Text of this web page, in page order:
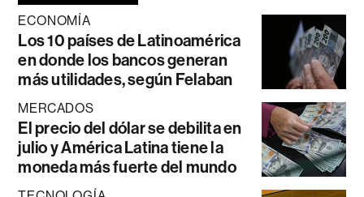
ECONOMÍA
Los 10 países de Latinoamérica
en donde los bancos generan
más utilidades, según Felaban
MERCADOS
El precio del dólar se debilita en
julio y América Latina tiene la
moneda más fuerte del mundo